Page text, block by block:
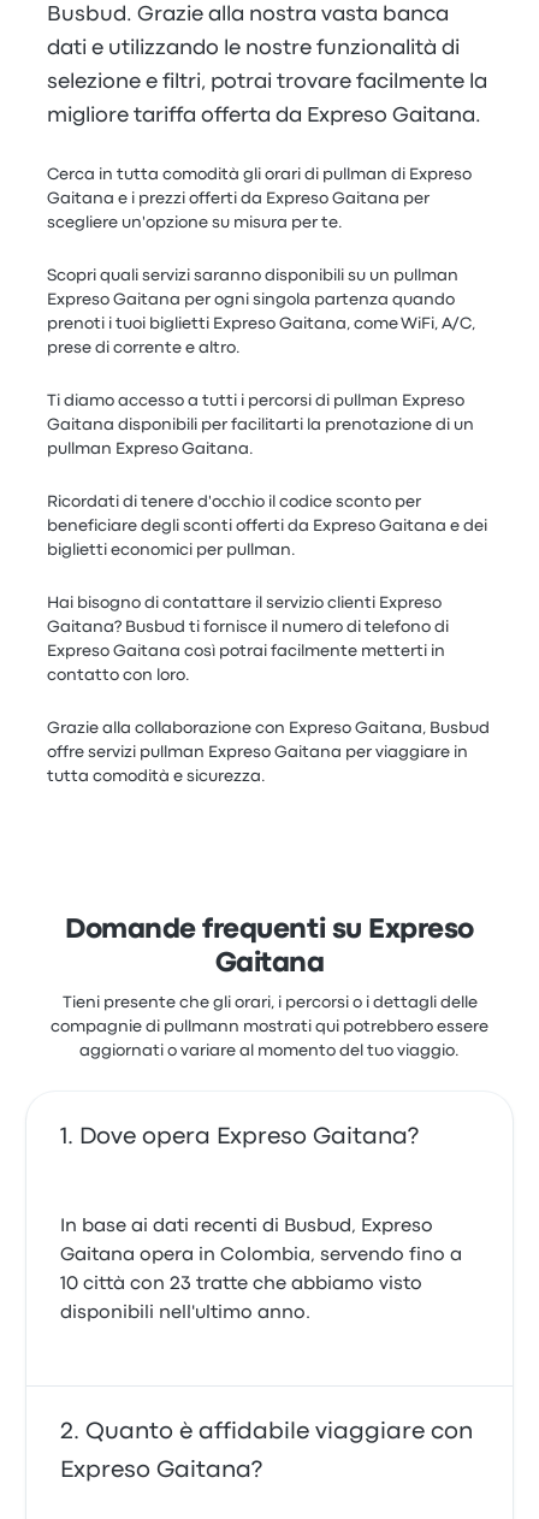
Busbud. Grazie alla nostra vasta banca
dati e utilizzando le nostre funzionalità di
selezione e filtri, potrai trovare facilmente la
migliore tariffa offerta da Expreso Gaitana.
Cerca in tutta comodità gli orari di pullman di Expreso
Gaitana e i prezzi offerti da Expreso Gaitana per
scegliere un'opzione su misura per te.
Scopri quali servizi saranno disponibili su un pullman
Expreso Gaitana per ogni singola partenza quando
prenoti i tuoi biglietti Expreso Gaitana, come WiFi, A/C,
prese di corrente e altro.
Ti diamo accesso a tutti i percorsi di pullman Expreso
Gaitana disponibili per facilitarti la prenotazione di un
pullman Expreso Gaitana.
Ricordati di tenere d'occhio il codice sconto per
beneficiare degli sconti offerti da Expreso Gaitana e dei
biglietti economici per pullman.
Hai bisogno di contattare il servizio clienti Expreso
Gaitana? Busbud ti fornisce il numero di telefono di
Expreso Gaitana così potrai facilmente metterti in
contatto con loro.
Grazie alla collaborazione con Expreso Gaitana, Busbud
offre servizi pullman Expreso Gaitana per viaggiare in
tutta comodità e sicurezza.
Domande frequenti su Expreso
Gaitana
Tieni presente che gli orari, i percorsi o i dettagli delle
compagnie di pullmann mostrati qui potrebbero essere
aggiornati o variare al momento del tuo viaggio.
Dove opera Expreso Gaitana?
In base ai dati recenti di Busbud, Expreso
Gaitana opera in Colombia, servendo fino a
10 città con 23 tratte che abbiamo visto
disponibili nell'ultimo anno.
Quanto è affidabile viaggiare con
Expreso Gaitana?